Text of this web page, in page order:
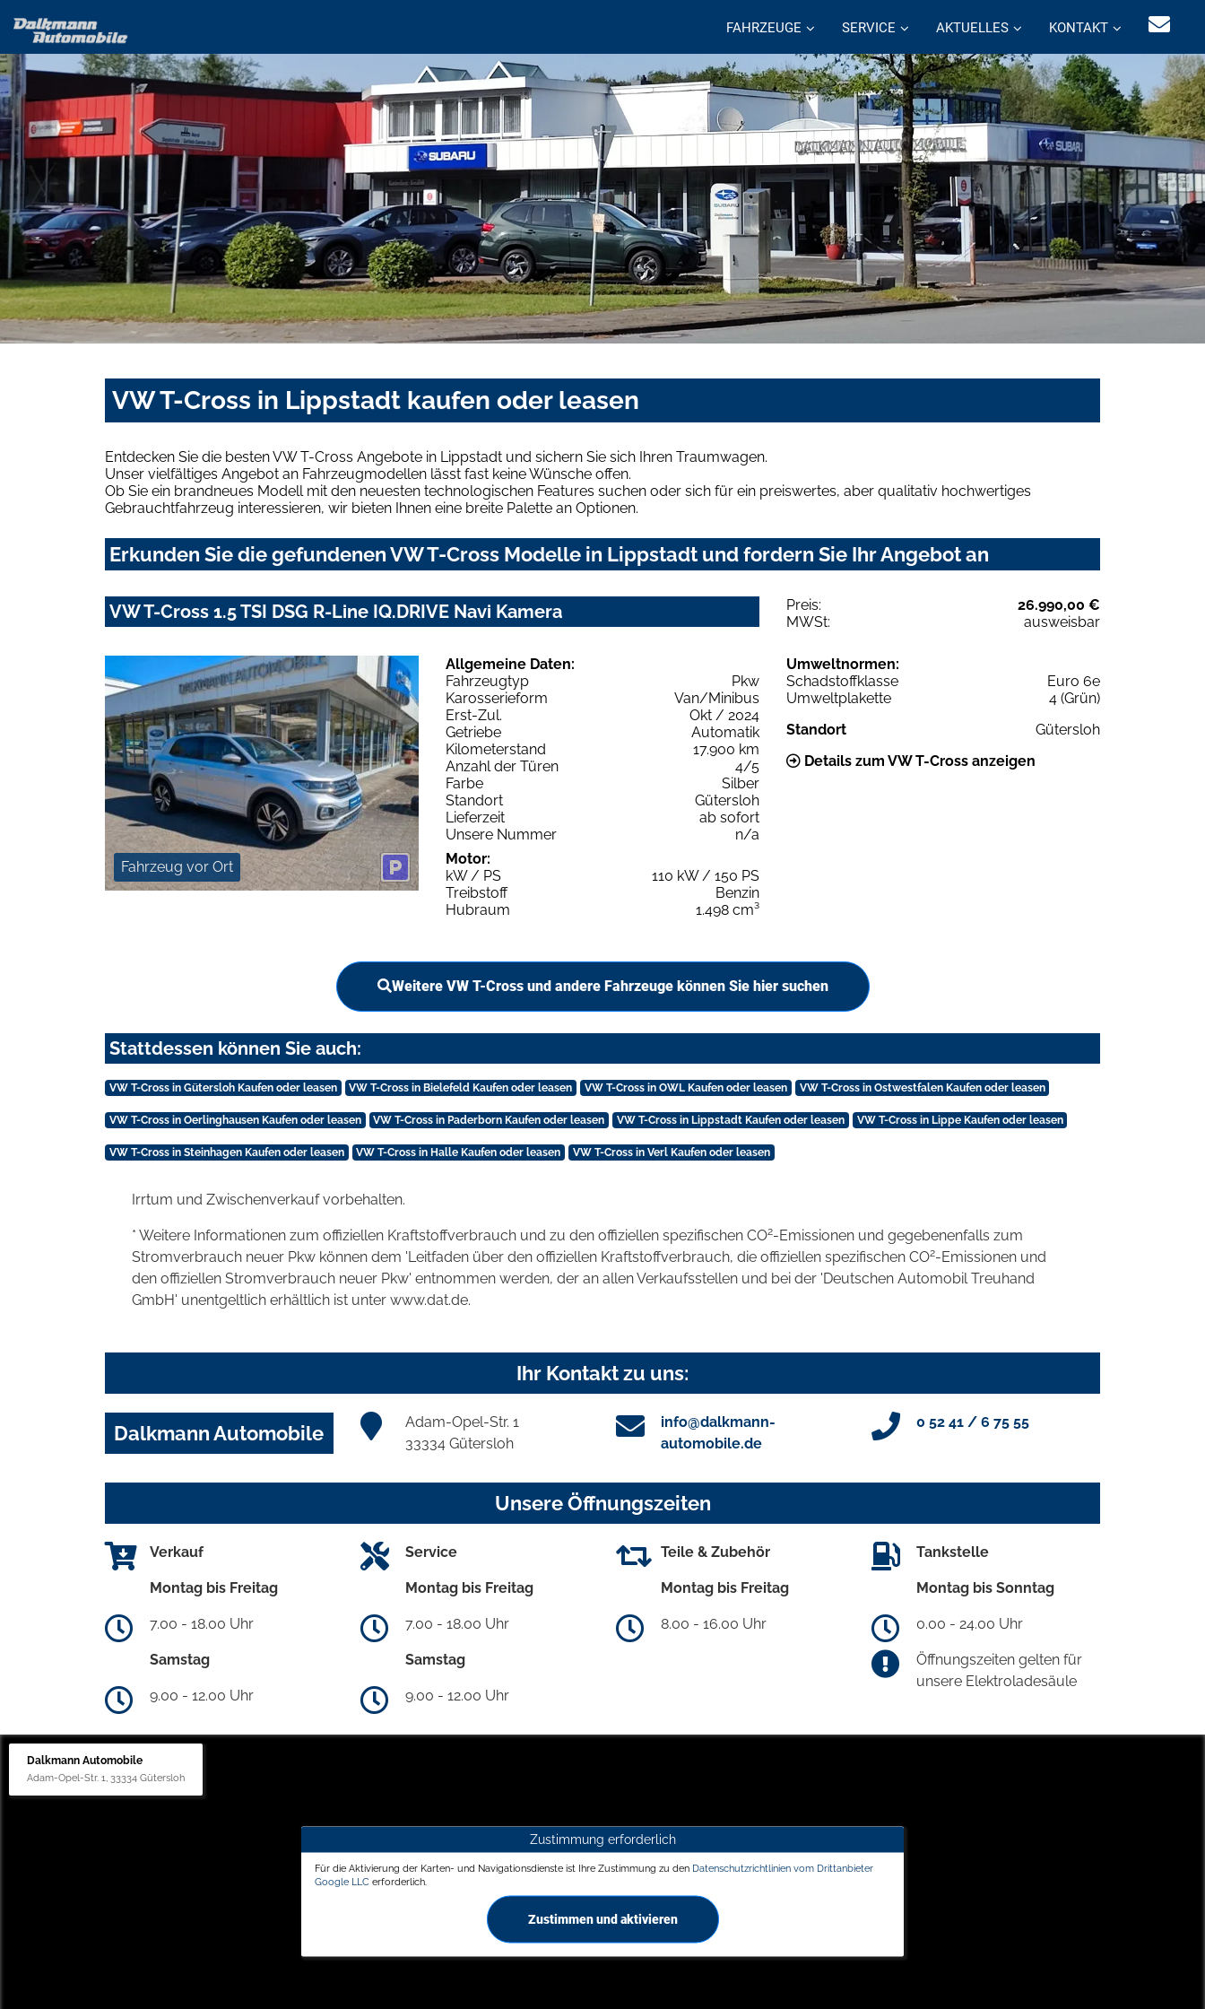
FAHRZEUGE SERVICE AKTUELLES KONTAKT
VW T-Cross in Lippstadt kaufen oder leasen
Entdecken Sie die besten VW T-Cross Angebote in Lippstadt und sichern Sie sich Ihren Traumwagen.
Unser vielfältiges Angebot an Fahrzeugmodellen lässt fast keine Wünsche offen.
Ob Sie ein brandneues Modell mit den neuesten technologischen Features suchen oder sich für ein preiswertes, aber qualitativ hochwertiges
Gebrauchtfahrzeug interessieren, wir bieten Ihnen eine breite Palette an Optionen.
Erkunden Sie die gefundenen VW T-Cross Modelle in Lippstadt und fordern Sie Ihr Angebot an
VW T-Cross 1.5 TSI DSG R-Line IQ.DRIVE Navi Kamera Preis:
26.990,00 €
MWSt:
ausweisbar
Fahrzeug vor Ort
Allgemeine Daten:
Fahrzeugtyp
Pkw
Karosserieform
Van/Minibus
Erst-Zul.
Okt / 2024
Getriebe
Automatik
Kilometerstand
17.900 km
Anzahl der Türen
4/5
Farbe
Silber
Standort
Gütersloh
Lieferzeit
ab sofort
Unsere Nummer
n/a
Motor:
kW / PS
110 kW / 150 PS
Treibstoff
Benzin
Hubraum
1.498 cm³
Umweltnormen:
Schadstoffklasse
Euro 6e
Umweltplakette
4 (Grün)
Standort
Gütersloh
Details zum VW T-Cross anzeigen
Weitere VW T-Cross und andere Fahrzeuge können Sie hier suchen
Stattdessen können Sie auch:
VW T-Cross in Gütersloh Kaufen oder leasen VW T-Cross in Bielefeld Kaufen oder leasen VW T-Cross in OWL Kaufen oder leasen VW T-Cross in Ostwestfalen Kaufen oder leasen
VW T-Cross in Oerlinghausen Kaufen oder leasen VW T-Cross in Paderborn Kaufen oder leasen VW T-Cross in Lippstadt Kaufen oder leasen VW T-Cross in Lippe Kaufen oder leasen
VW T-Cross in Steinhagen Kaufen oder leasen VW T-Cross in Halle Kaufen oder leasen VW T-Cross in Verl Kaufen oder leasen
Irrtum und Zwischenverkauf vorbehalten.
* Weitere Informationen zum offiziellen Kraftstoffverbrauch und zu den offiziellen spezifischen CO2-Emissionen und gegebenenfalls zum
Stromverbrauch neuer Pkw können dem 'Leitfaden über den offiziellen Kraftstoffverbrauch, die offiziellen spezifischen CO2-Emissionen und
den offiziellen Stromverbrauch neuer Pkw' entnommen werden, der an allen Verkaufsstellen und bei der 'Deutschen Automobil Treuhand
GmbH' unentgeltlich erhältlich ist unter www.dat.de.
Ihr Kontakt zu uns:
Dalkmann Automobile
Adam-Opel-Str. 1
33334 Gütersloh
info@dalkmann-
automobile.de
0 52 41 / 6 75 55
Unsere Öffnungszeiten
Verkauf
Montag bis Freitag
7.00 - 18.00 Uhr
Samstag
9.00 - 12.00 Uhr
Service
Montag bis Freitag
7.00 - 18.00 Uhr
Samstag
9.00 - 12.00 Uhr
Teile & Zubehör
Montag bis Freitag
8.00 - 16.00 Uhr
Tankstelle
Montag bis Sonntag
0.00 - 24.00 Uhr
Öffnungszeiten gelten für
unsere Elektroladesäule
Dalkmann Automobile
Adam-Opel-Str. 1, 33334 Gütersloh
Zustimmung erforderlich
Für die Aktivierung der Karten- und Navigationsdienste ist Ihre Zustimmung zu den Datenschutzrichtlinien vom Drittanbieter
Google LLC erforderlich.
Zustimmen und aktivieren